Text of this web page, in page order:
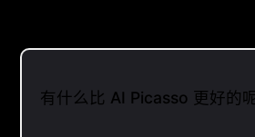
有什么比 AI Picasso 更好的呢